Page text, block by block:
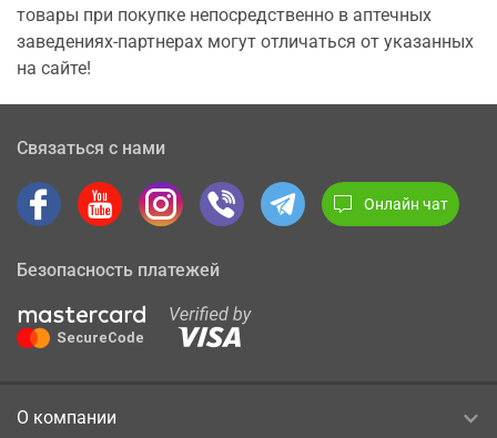
товары при покупке непосредственно в аптечных
заведениях-партнерах могут отличаться от указанных
на сайте!
Связаться с нами
Онлайн чат
Безопасность платежей
О компании